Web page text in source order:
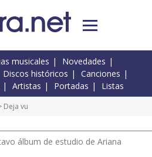
musicales
Novedades
Discos históricos
Canciones
Artistas Portadas Listas
Deja vu
álbum de estudio de Ariana